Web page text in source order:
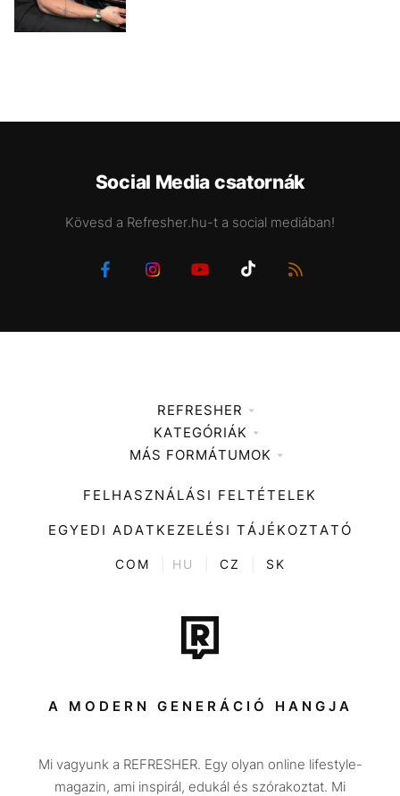
Social Media csatornák
Kövesd a Refresher.hu-t a social mediában!
REFRESHER
Médiaajánlat
KATEGÓRIÁK
Zene
Divat
Kultúra
ENTR
Tech-Tudomány
Sport
Társadalom
Utazás
MÁS FORMÁTUMOK
FELHASZNÁLÁSI FELTÉTELEK
EGYEDI ADATKEZELÉSI TÁJÉKOZTATÓ
COM HU CZ SK
A MODERN GENERÁCIÓ HANGJA
Mi vagyunk a REFRESHER. Egy olyan online lifestyle-
magazin, ami inspirál, edukál és szórakoztat. Mi